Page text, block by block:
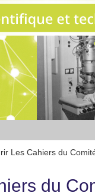
Les Cahiers du
du